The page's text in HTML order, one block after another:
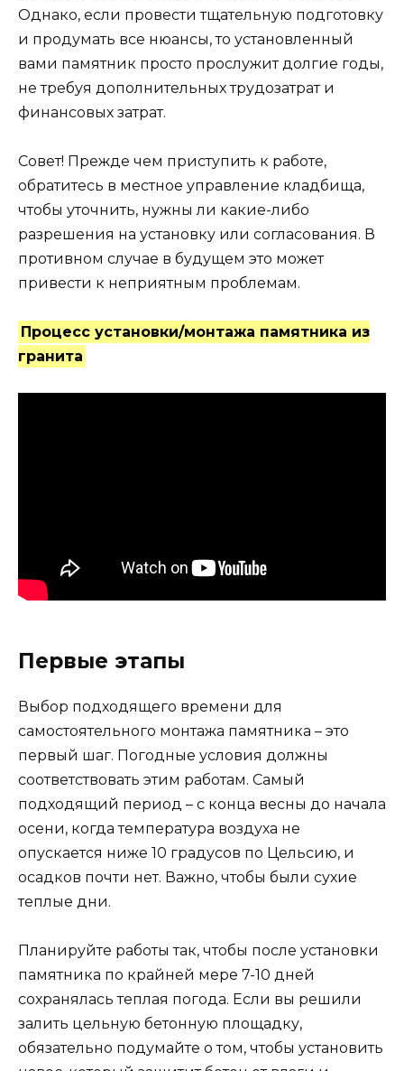
Однако, если провести тщательную подготовку
и продумать все нюансы, то установленный
вами памятник просто прослужит долгие годы,
не требуя дополнительных трудозатрат и
финансовых затрат.
Совет! Прежде чем приступить к работе,
обратитесь в местное управление кладбища,
чтобы уточнить, нужны ли какие-либо
разрешения на установку или согласования. В
противном случае в будущем это может
привести к неприятным проблемам.
Процесс установки/монтажа памятника из
гранита
Первые этапы
Выбор подходящего времени для
самостоятельного монтажа памятника – это
первый шаг. Погодные условия должны
соответствовать этим работам. Самый
подходящий период – с конца весны до начала
осени, когда температура воздуха не
опускается ниже 10 градусов по Цельсию, и
осадков почти нет. Важно, чтобы были сухие
теплые дни.
Планируйте работы так, чтобы после установки
памятника по крайней мере 7-10 дней
сохранялась теплая погода. Если вы решили
залить цельную бетонную площадку,
обязательно подумайте о том, чтобы установить